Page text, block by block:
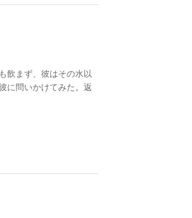
飲まず、彼はその水以
に問いかけてみた。返